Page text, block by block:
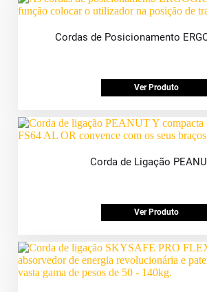
Cordas de Posicionamento
Ver Produto
Corda de Ligação
Ver Produto